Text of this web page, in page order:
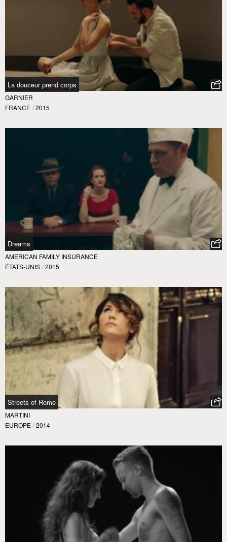
La douceur prend corps
GARNIER
FRANCE / 2015
Dreams
AMERICAN FAMILY INSURANCE
ÉTATS-UNIS / 2015
Streets of Rome
MARTINI
EUROPE / 2014